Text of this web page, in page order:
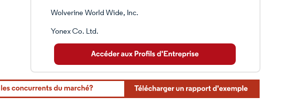
Wolverine World Wide, Inc.
Yonex Co. Ltd.